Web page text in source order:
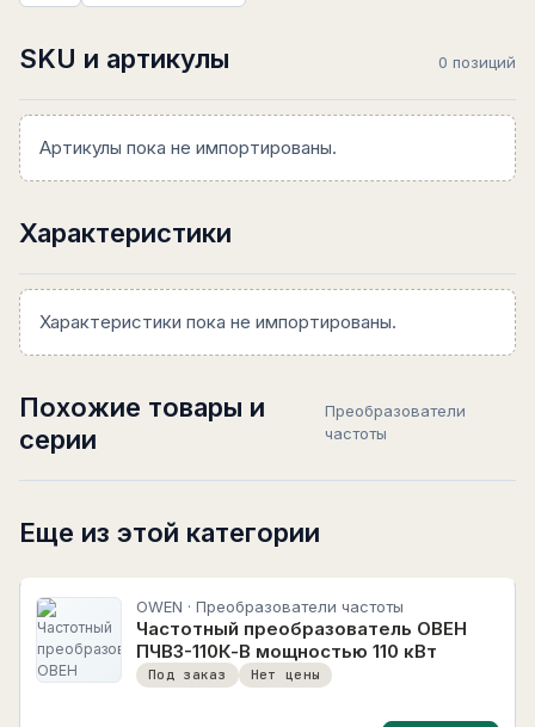
SKU и артикулы 0 позиций
Артикулы пока не импортированы.
Характеристики
Характеристики пока не импортированы.
Похожие товары и
серии
Преобразователи
частоты
Еще из этой категории
OWEN · Преобразователи частоты
Частотный преобразователь ОВЕН
ПЧВ3-110К-В мощностью 110 кВт
Под заказ Нет цены